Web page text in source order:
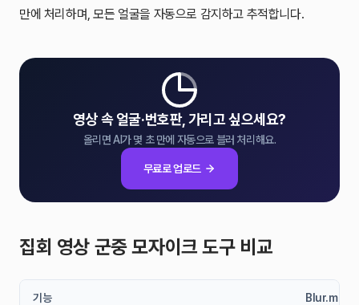
만에 처리하며, 모든 얼굴을 자동으로 감지하고 추적합니다.
영상 속 얼굴·번호판, 가리고 싶으세요?
올리면 AI가 몇 초 만에 자동으로 블러 처리해요.
무료로 업로드
집회 영상 군중 모자이크 도구 비교
기능 Blur.me